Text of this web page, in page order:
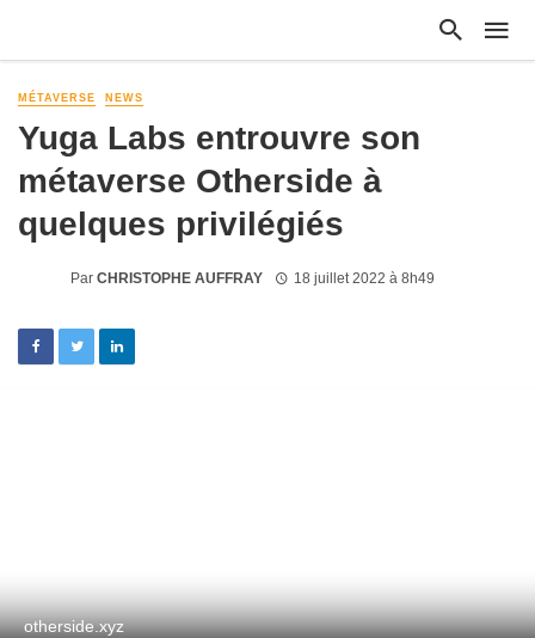
MÉTAVERSE NEWS
Yuga Labs entrouvre son
métaverse Otherside à
quelques privilégiés
Par CHRISTOPHE AUFFRAY 18 juillet 2022 à 8h49
otherside.xyz